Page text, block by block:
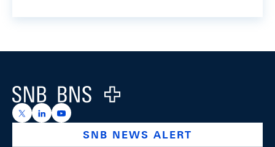
Logo
https://x.com/snb_bns
https://ch.linkedin.com/company/swiss-national-
https://www.youtube.com/@swissnationalbank
SNB NEWS ALERT